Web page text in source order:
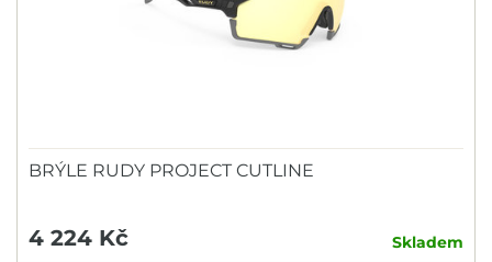
BRÝLE RUDY PROJECT CUTLINE
4 224 Kč Skladem